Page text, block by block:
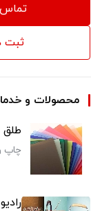
تماس
ثبت
محصولات و
چاپ